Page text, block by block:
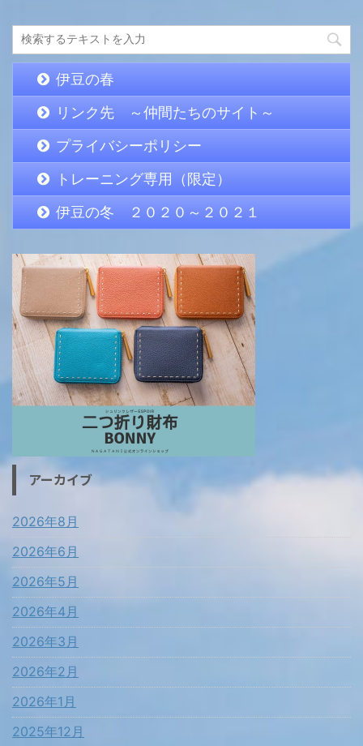
伊豆の春
リンク先 ～仲間たちのサイト～
プライバシーポリシー
トレーニング専用（限定）
伊豆の冬 ２０２０～２０２１
アーカイブ
2026年8月
2026年6月
2026年5月
2026年4月
2026年3月
2026年2月
2026年1月
2025年12月